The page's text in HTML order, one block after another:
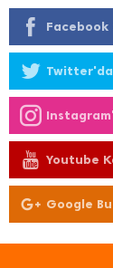
Facebook
Twitter'da
Youtube
Google